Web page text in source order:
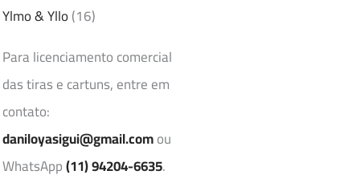
Ylmo & Yllo(16)
Para licenciamento comercial
das tiras e cartuns, entre em
contato:
daniloyasigui@gmail.comou
WhatsApp(11) 94204-6635.